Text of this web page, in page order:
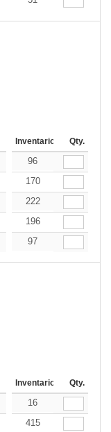
144-287 288 +
Inventario Qty.
16.20
96
16.20
170
16.20
222
16.20
196
18.73
97
144-287 288 +
Inventario Qty.
16.20
16
16.20
415